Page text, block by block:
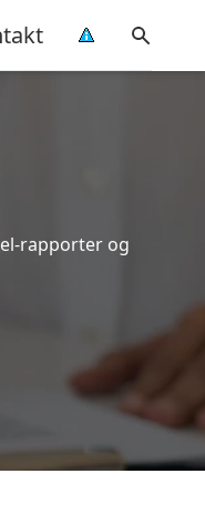
rapporter og